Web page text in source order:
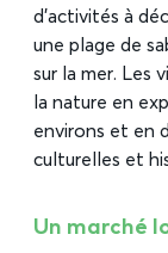
d’activités à
une plage de
sur la mer. Les
la nature en
environs et en
culturelles et
Un marché